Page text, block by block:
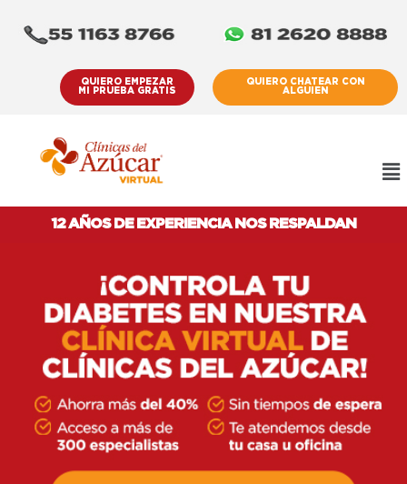
QUIERO EMPEZAR
MI PRUEBA GRATIS
QUIERO CHATEAR CON
ALGUIEN
12 AÑOS DE EXPERIENCIA NOS RESPALDAN